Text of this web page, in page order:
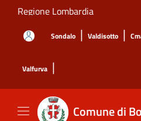
Salta al contenuto principale
Regione Lombardia
Sondalo | Valdisotto |
Valfurva |
Comune di